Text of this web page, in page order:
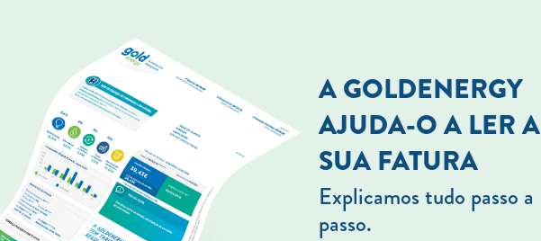
A GOLDENERGY
AJUDA-O A LER A
SUA FATURA
Explicamos tudo passo a
passo.